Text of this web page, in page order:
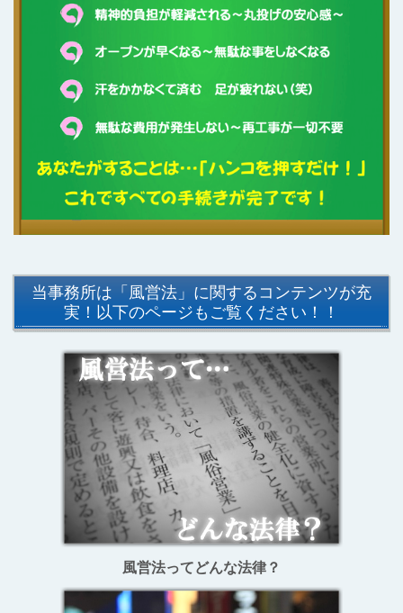
当事務所は「風営法」に関するコンテンツが充
実！以下のページもご覧ください！！
風営法ってどんな法律？